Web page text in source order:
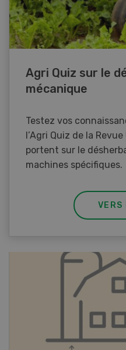
Agri Quiz sur le
mécanique
Testez vos
l’Agri Quiz de la
portent sur le
machines spécifiques.
VERS